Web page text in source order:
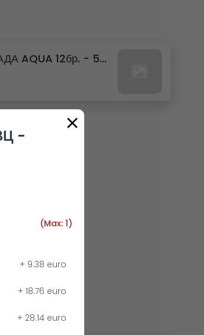
21. ЛИМОНАДА AQUA 12бр. - 500мл
-
(Max: 1)
+ 9.38 euro
+18.76 euro
+ 28.14 euro